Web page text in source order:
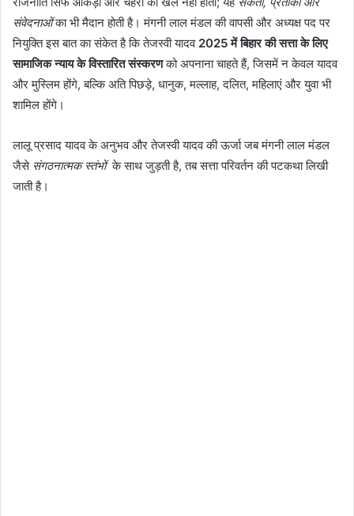
संवेदनाओंका भी मैदान होती है। मंगनी लाल मंडल की वापसी और अध्यक्ष पद पर
नियुक्ति इस बात का संकेत है कि तेजस्वी यादव 2025 में बिहार की सत्ता के लिए
सामाजिक न्याय के विस्तारित संस्करणको अपनाना चाहते हैं, जिसमें न केवल यादव
और मुस्लिम होंगे, बल्कि अति पिछड़े, धानुक, मल्लाह, दलित, महिलाएं और युवा भी
शामिल होंगे।
लालू प्रसाद यादव के अनुभव और तेजस्वी यादव की ऊर्जा जब मंगनी लाल मंडल
जैसे संगठनात्मक स्तंभोंके साथ जुड़ती है, तब सत्ता परिवर्तन की पटकथा लिखी
जाती है।